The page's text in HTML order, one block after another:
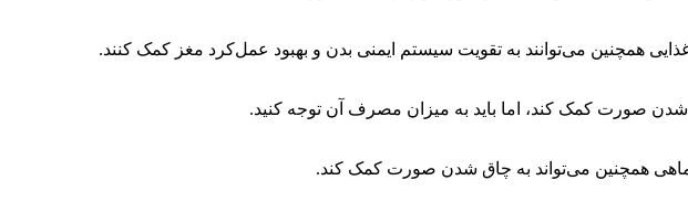
همچنین می‌توانند به تقویت سیستم ایمنی بدن و بهبود عمل‌کرد مغز کمک کنند.
صورت کمک کند، اما باید به میزان مصرف آن توجه کنید.